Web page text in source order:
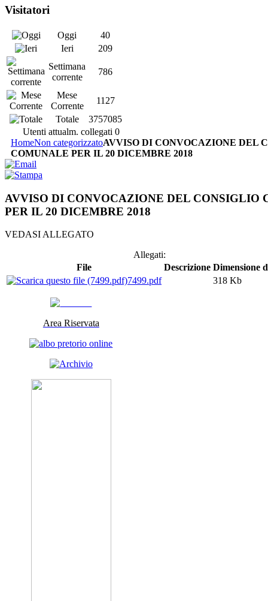
Visitatori
Oggi
40
Ieri
209
Settimana
corrente
786
Mese
Corrente
1127
Totale
3757085
Utenti attualm. collegati 0
HomeNon categorizzatoAVVISO DI CONVOCAZIONE DEL
COMUNALE PER IL 20 DICEMBRE 2018
AVVISO DI CONVOCAZIONE DEL CONSIGLIO
PER IL 20 DICEMBRE 2018
VEDASI ALLEGATO
Allegati:
File
Descrizione Dimensione
7499.pdf
318 Kb
Area Riservata